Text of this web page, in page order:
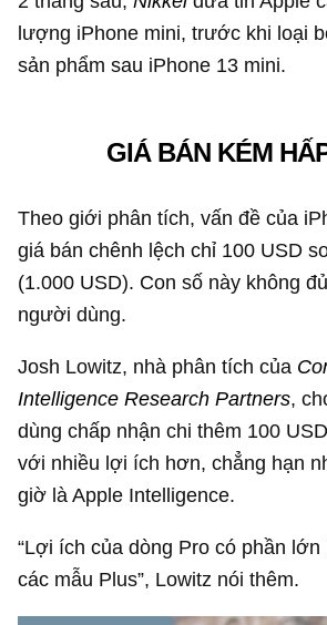
lượng iPhone mini, trước khi loại
sản phẩm sau iPhone 13 mini.
GIÁ BÁN KÉM
Theo giới phân tích, vấn đề của
giá bán chênh lệch chỉ 100 USD
(1.000 USD). Con số này không
người dùng.
Josh Lowitz, nhà phân tích của
Intelligence Research Partners,
dùng chấp nhận chi thêm 100 USD
với nhiều lợi ích hơn, chẳng hạn
giờ là Apple Intelligence.
“Lợi ích của dòng Pro có phần
các mẫu Plus”, Lowitz nói thêm.